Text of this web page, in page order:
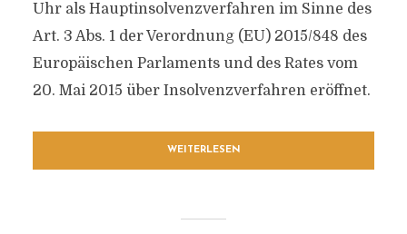
Uhr als Hauptinsolvenzverfahren im Sinne des
Art. 3 Abs. 1 der Verordnung (EU) 2015/848 des
Europäischen Parlaments und des Rates vom
20. Mai 2015 über Insolvenzverfahren eröffnet.
WEITERLESEN